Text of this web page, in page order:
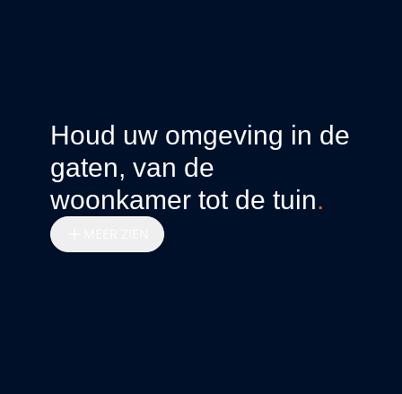
Houd uw omgeving in de
gaten, van de
woonkamer tot de tuin.